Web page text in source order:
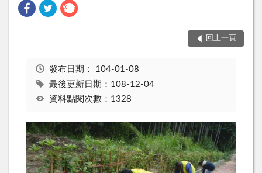
回上一頁
發布日期： 104-01-08
最後更新日期：108-12-04
資料點閱次數：1328